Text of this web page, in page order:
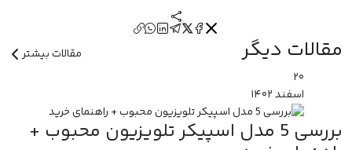
مقالات دیگر
مقالات بیشتر
۲۰
اسفند۱۴۰۲
بررسی 5 مدل اسپیکر تلویزیون محبوب +